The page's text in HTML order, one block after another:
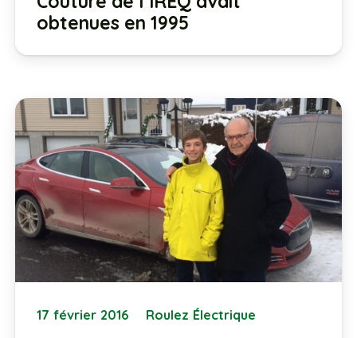
obtenues en 1995
17 février 2016 Roulez Électrique